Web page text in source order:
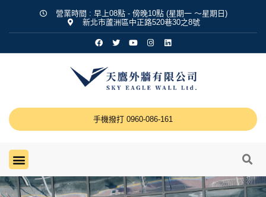
營業時間 : 早上08點 - 傍晚10點 (星期一 ～星期日)
新北市蘆洲區中正路520巷30之8號
手機撥打 0960-086-161